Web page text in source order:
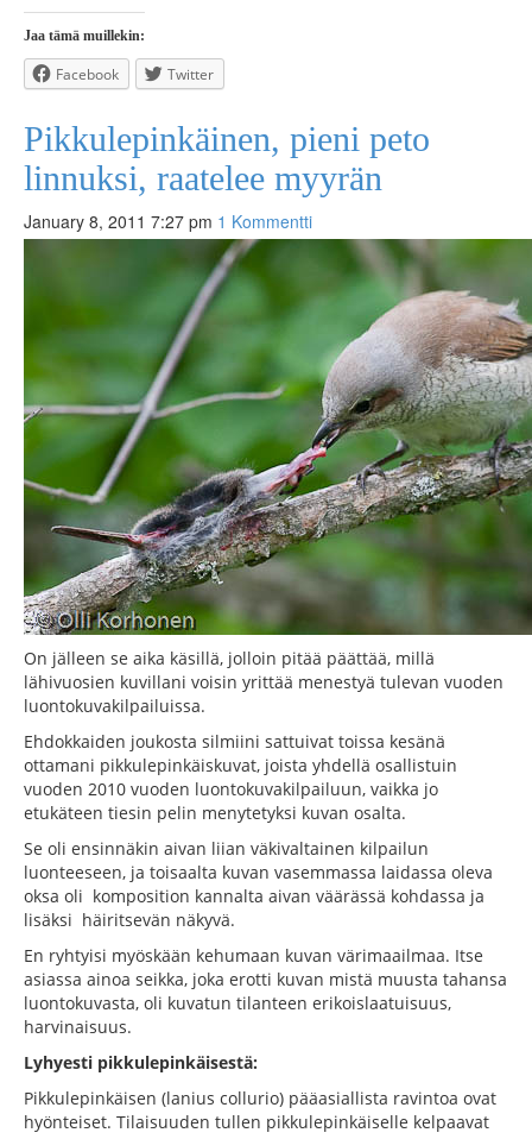
Jaa tämä muillekin:
Facebook Twitter
Pikkulepinkäinen, pieni peto
linnuksi, raatelee myyrän
January 8, 2011 7:27 pm 1 Kommentti
On jälleen se aika käsillä, jolloin pitää päättää, millä
lähivuosien kuvillani voisin yrittää menestyä tulevan vuoden
luontokuvakilpailuissa.
Ehdokkaiden joukosta silmiini sattuivat toissa kesänä
ottamani pikkulepinkäiskuvat, joista yhdellä osallistuin
vuoden 2010 vuoden luontokuvakilpailuun, vaikka jo
etukäteen tiesin pelin menytetyksi kuvan osalta.
Se oli ensinnäkin aivan liian väkivaltainen kilpailun
luonteeseen, ja toisaalta kuvan vasemmassa laidassa oleva
oksa oli komposition kannalta aivan väärässä kohdassa ja
lisäksi häiritsevän näkyvä.
En ryhtyisi myöskään kehumaan kuvan värimaailmaa. Itse
asiassa ainoa seikka, joka erotti kuvan mistä muusta tahansa
luontokuvasta, oli kuvatun tilanteen erikoislaatuisuus,
harvinaisuus.
Lyhyesti pikkulepinkäisestä:
Pikkulepinkäisen (lanius collurio) pääasiallista ravintoa ovat
hyönteiset. Tilaisuuden tullen pikkulepinkäiselle kelpaavat